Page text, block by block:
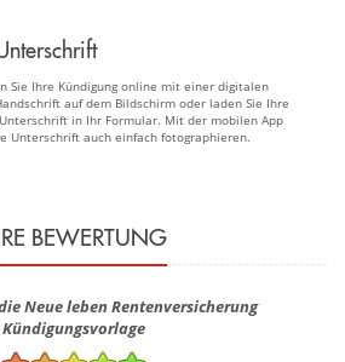
Sie Ihre Kündigung online mit einer digitalen
auf dem Bildschirm oder laden Sie Ihre
in Ihr Formular. Mit der mobilen App
Unterschrift auch einfach fotographieren.
BEWERTUNG
Neue leben Rentenversicherung
Kündigungsvorlage